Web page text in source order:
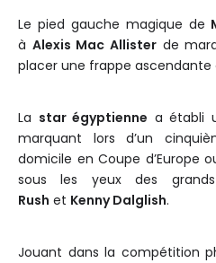
Le pied gauche magique de
à Alexis Mac Allisterde
placer une frappe ascendante
La star égyptienne a établi
marquant lors d’un
domicile en Coupe d’Europe
sous les yeux des
Rush et Kenny Dalglish.
Jouant dans la compétition